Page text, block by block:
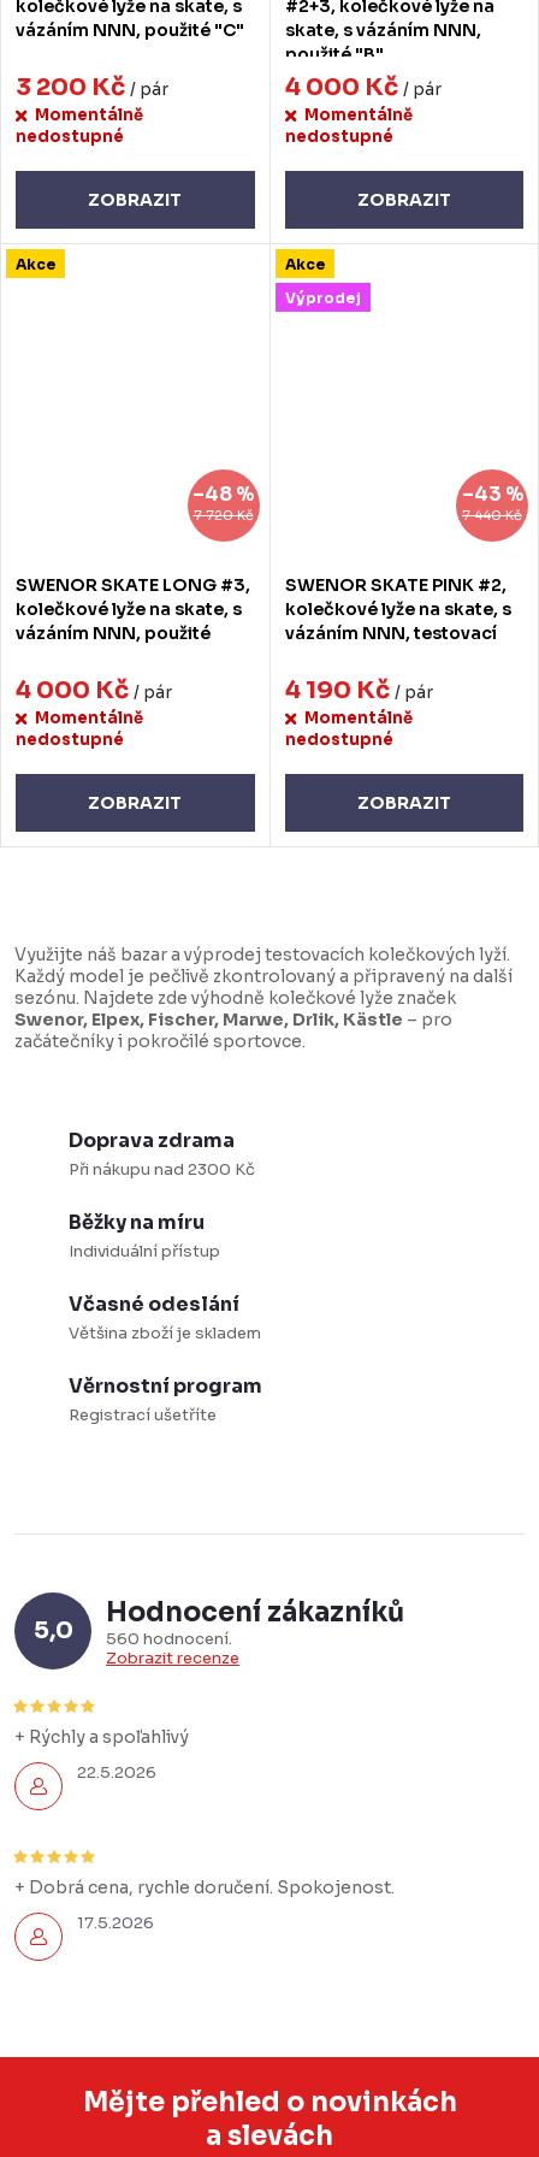
kolečkové lyže na skate, s
vázáním NNN, použité "C"
3 200 Kč / pár
Momentálně
nedostupné
ZOBRAZIT
#2+3, kolečkové lyže na
skate, s vázáním NNN,
použité "B"
4 000 Kč / pár
Momentálně
nedostupné
ZOBRAZIT
Akce
7 720 Kč
–48 %
SWENOR SKATE LONG #3,
kolečkové lyže na skate, s
vázáním NNN, použité
4 000 Kč / pár
Momentálně
nedostupné
ZOBRAZIT
Akce
Výprodej
7 440 Kč
–43 %
SWENOR SKATE PINK #2,
kolečkové lyže na skate, s
vázáním NNN, testovací
4 190 Kč / pár
Momentálně
nedostupné
ZOBRAZIT
v
l
á
d
Využijte náš bazar a výprodej testovacích kolečkových lyží.
Každý model je pečlivě zkontrolovaný a připravený na další
sezónu. Najdete zde výhodně kolečkové lyže značek
Swenor, Elpex, Fischer, Marwe, Drlik, Kästle – pro
začátečníky i pokročilé sportovce.
Doprava zdrama
Při nákupu nad 2300 Kč
Běžky na míru
Individuální přístup
Včasné odeslání
Většina zboží je skladem
Věrnostní program
Registrací ušetříte
5,0
Hodnocení zákazníků
560 hodnocení
Zobrazit recenze
22.5.2026
+ Rýchly a spoľahlivý
17.5.2026
+ Dobrá cena, rychle doručení. Spokojenost.
Mějte přehled o novinkách
a slevách